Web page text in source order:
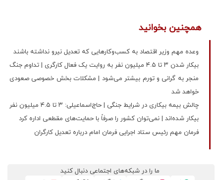
همچنین بخوانید
وعده مهم وزیر اقتصاد به کسب‌وکارهایی که تعدیل نیرو نداشته باشند
بیکار شدن ۳ تا ۴.۵ میلیون نفر به روایت یک فعال کارگری | تداوم جنگ
منجر به گرانی و تورم بیشتر می‌شود | مشکلات بخش خصوصی صعودی
خواهد شد
چالش بیمه بیکاری در شرایط جنگی | حاج‌اسماعیلی: ۳ تا ۴.۵ میلیون نفر
بیکار شده‌اند | نمی‌توان کشور را صرفاً با حمایت‌های مقطعی اداره کرد
فرمان مهم رئیس ستاد اجرایی فرمان امام درباره تعدیل کارگران
ما را در شبکه‌های اجتماعی دنبال کنید